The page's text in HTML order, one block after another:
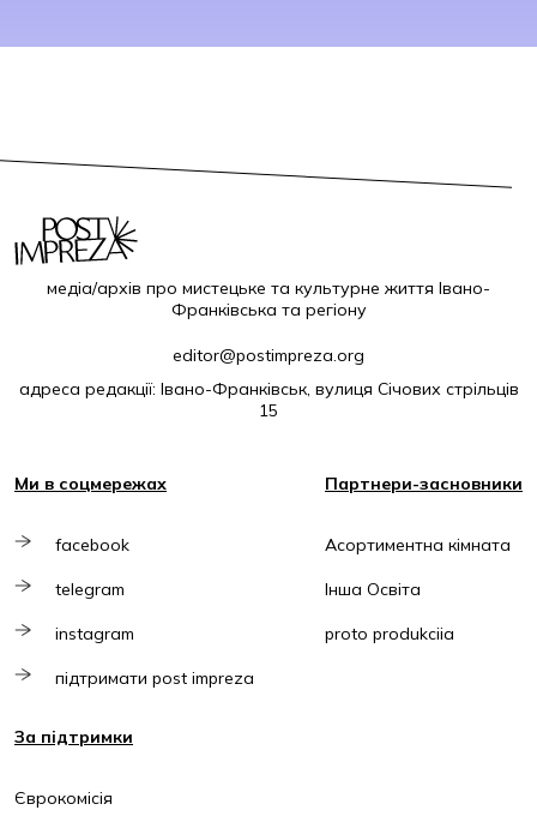
медіа/архів про мистецьке та культурне життя Івано-
Франківська та регіону
editor@postimpreza.org
адреса редакції: Івано-Франківськ, вулиця Січових стрільців
15
Ми в соцмережах
facebook
telegram
instagram
підтримати post impreza
Партнери-засновники
Асортиментна кімната
Інша Освіта
proto produkciia
За підтримки
Єврокомісія